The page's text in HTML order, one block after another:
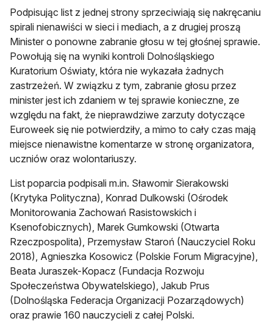
Podpisując list z jednej strony sprzeciwiają się nakręcaniu
spirali nienawiści w sieci i mediach, a z drugiej proszą
Minister o ponowne zabranie głosu w tej głośnej sprawie.
Powołują się na wyniki kontroli Dolnośląskiego
Kuratorium Oświaty, która nie wykazała żadnych
zastrzeżeń. W związku z tym, zabranie głosu przez
minister jest ich zdaniem w tej sprawie konieczne, ze
względu na fakt, że nieprawdziwe zarzuty dotyczące
Euroweek się nie potwierdziły, a mimo to cały czas mają
miejsce nienawistne komentarze w stronę organizatora,
uczniów oraz wolontariuszy.
List poparcia podpisali m.in. Sławomir Sierakowski
(Krytyka Polityczna), Konrad Dulkowski (Ośrodek
Monitorowania Zachowań Rasistowskich i
Ksenofobicznych), Marek Gumkowski (Otwarta
Rzeczpospolita), Przemysław Staroń (Nauczyciel Roku
2018), Agnieszka Kosowicz (Polskie Forum Migracyjne),
Beata Juraszek-Kopacz (Fundacja Rozwoju
Społeczeństwa Obywatelskiego), Jakub Prus
(Dolnośląska Federacja Organizacji Pozarządowych)
oraz prawie 160 nauczycieli z całej Polski.